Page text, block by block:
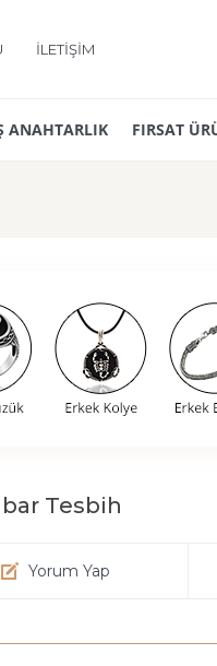
İLETİŞİM
ANAHTARLIK FIRSAT
Tesbih
Yorum Yap